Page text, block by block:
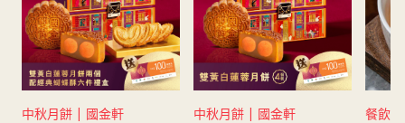
中秋月餅 | 國金軒 中秋月餅 | 國金軒 餐飲